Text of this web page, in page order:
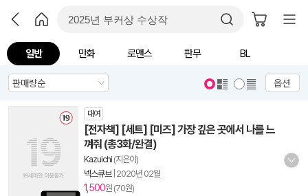
일반 만화 로맨스 판무 BL
옵션
대여
[전자책] [세트] [미즈] 가장 깊은 곳에서 나를 느
껴줘 (총3화/완결)
Kazuichi (지은이)
넥스큐브| 2020년 02월
1,500원 (70원)